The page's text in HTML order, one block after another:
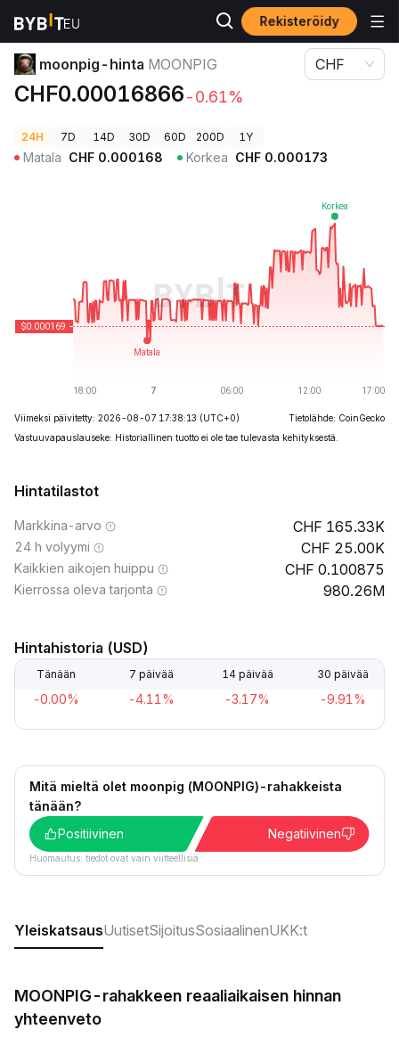
Rekisteröidy
Kryptohinnat moonpig-hinta MOONPIG
moonpig-hinta MOONPIG
CHF0.00016866-0.61%
CHF
24H 7D 14D 30D 60D 200D 1Y
Matala CHF 0.000168 Korkea CHF 0.000173
Viimeksi päivitetty: 2026-08-07 17:38:13 (UTC+0)
Tietolähde: CoinGecko
Vastuuvapauslauseke: Historiallinen tuotto ei ole tae tulevasta kehityksestä.
Hintatilastot
Markkina-arvo 165.33K
24 h volyymi 25.00K
Kaikkien aikojen huippu 0.100875
Kierrossa oleva tarjonta 980.26M
Hintahistoria (USD)
Tänään 7 päivää 14 päivää 30 päivää
-0.00% -4.11% -3.17% -9.91%
Mitä mieltä olet moonpig (MOONPIG)-rahakkeista
tänään?
Positiivinen
Negatiivinen
Huomautus: tiedot ovat vain viitteellisiä.
YleiskatsausUutisetSijoitusSosiaalinenUKK:t
MOONPIG-rahakkeen reaaliaikaisen hinnan
yhteenveto